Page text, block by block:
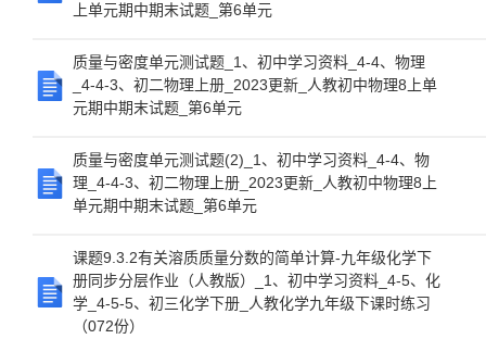
上单元期中期末试题_第6单元
质量与密度单元测试题_1、初中学习资料_4-4、物理
_4-4-3、初二物理上册_2023更新_人教初中物理8上单
元期中期末试题_第6单元
质量与密度单元测试题(2)_1、初中学习资料_4-4、物
理_4-4-3、初二物理上册_2023更新_人教初中物理8上
单元期中期末试题_第6单元
课题9.3.2有关溶质质量分数的简单计算-九年级化学下
册同步分层作业（人教版）_1、初中学习资料_4-5、化
学_4-5-5、初三化学下册_人教化学九年级下课时练习
（072份）